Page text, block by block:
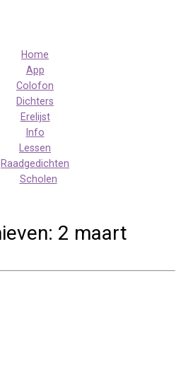
Home
App
Colofon
Dichters
Erelijst
Info
Lessen
Raadgedichten
Scholen
2 maart